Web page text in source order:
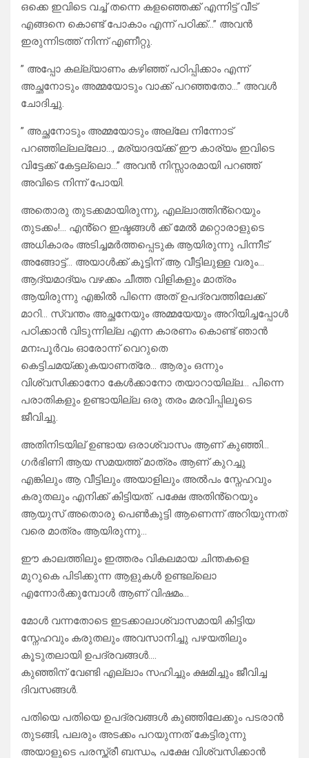
ഒക്കെ ഇവിടെ വച്ച് തന്നെ കളഞ്ഞെക്ക് എന്നിട്ട് വീട്
എങ്ങനെ കൊണ്ട് പോകാം എന്ന് പഠിക്ക്…” അവൻ
ഇരുന്നിടത്ത് നിന്ന് എണീറ്റു.
” അപ്പോ കല്ല്യാണം കഴിഞ്ഞ് പഠിപ്പിക്കാം എന്ന്
അച്ഛനോടും അമ്മയോടും വാക്ക് പറഞ്ഞതോ…” അവൾ
ചോദിച്ചു.
” അച്ഛനോടും അമ്മയോടും അല്ലേ നിന്നോട്
പറഞ്ഞില്ലല്ലോ…, മര്യാദയ്ക്ക് ഈ കാര്യം ഇവിടെ
വിട്ടേക്ക് കേട്ടല്ലൊ…” അവൻ നിസ്സാരമായി പറഞ്ഞ്
അവിടെ നിന്ന് പോയി.
അതൊരു തുടക്കമായിരുന്നു, എല്ലാത്തിൻ്റെയും
തുടക്കം!… എൻ്റെ ഇഷ്ടങ്ങൾ ക്ക് മേൽ മറ്റൊരാളുടെ
അധികാരം അടിച്ചമർത്തപ്പെടുക ആയിരുന്നു പിന്നീട്
അങ്ങോട്ട്… അയാൾക്ക് കൂട്ടിന് ആ വീട്ടിലുള്ള വരും…
ആദ്യമാദ്യം വഴക്കം ചീത്ത വിളികളും മാത്രം
ആയിരുന്നു എങ്കിൽ പിന്നെ അത് ഉപദ്രവത്തിലേക്ക്
മാറി… സ്വന്തം അച്ഛനേയും അമ്മയേയും അറിയിച്ചപ്പോൾ
പഠിക്കാൻ വിടുന്നില്ല എന്ന കാരണം കൊണ്ട് ഞാൻ
മനഃപൂർവം ഓരോന്ന് വെറുതെ
കെട്ടിചമയ്ക്കുകയാണത്രേ… ആരും ഒന്നും
വിശ്വസിക്കാനോ കേൾക്കാനോ തയാറായില്ല… പിന്നെ
പരാതികളും ഉണ്ടായില്ല ഒരു തരം മരവിപ്പിലൂടെ
ജീവിച്ചു.
അതിനിടയില് ഉണ്ടായ ഒരാശ്വാസം ആണ് കുഞ്ഞി…
ഗർഭിണി ആയ സമയത്ത് മാത്രം ആണ് കുറച്ചു
എങ്കിലും ആ വീട്ടിലും അയാളിലും അൽപം സ്നേഹവും
കരുതലും എനിക്ക് കിട്ടിയത്. പക്ഷേ അതിൻ്റെയും
ആയുസ് അതൊരു പെൺകുട്ടി ആണെന്ന് അറിയുന്നത്
വരെ മാത്രം ആയിരുന്നു…
ഈ കാലത്തിലും ഇത്തരം വികലമായ ചിന്തകളെ
മുറുകെ പിടിക്കുന്ന ആളുകൾ ഉണ്ടല്ലൊ
എന്നോർക്കുമ്പോൾ ആണ് വിഷമം…
മോൾ വന്നതോടെ ഇടക്കാലാശ്വാസമായി കിട്ടിയ
സ്നേഹവും കരുതലും അവസാനിച്ചു പഴയതിലും
കൂടുതലായി ഉപദ്രവങ്ങൾ….
കുഞ്ഞിന് വേണ്ടി എല്ലാം സഹിച്ചും ക്ഷമിച്ചും ജീവിച്ച
ദിവസങ്ങൾ.
പതിയെ പതിയെ ഉപദ്രവങ്ങൾ കുഞ്ഞിലേക്കും പടരാൻ
തുടങ്ങി, പലരും അടക്കം പറയുന്നത് കേട്ടിരുന്നു
അയാളുടെ പരസ്ത്രീ ബന്ധം, പക്ഷേ വിശ്വസിക്കാൻ